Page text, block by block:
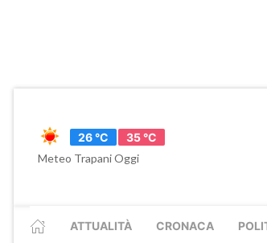
26 °C
35 °C
Meteo Trapani Oggi
ATTUALITÀ CRONACA